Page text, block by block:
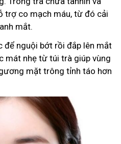
trợ co mạch máu, từ đó cải
mắt.
để nguội bớt rồi đắp lên mắt
mát nhẹ từ túi trà giúp vùng
mặt trông tỉnh táo hơn